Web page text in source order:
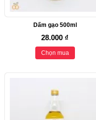
Dấm gạo 500ml
28.000 ₫
Chọn mua